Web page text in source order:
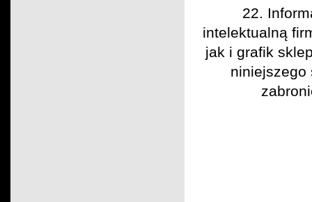
22.
intelektualną
jak i grafik
niniejszego